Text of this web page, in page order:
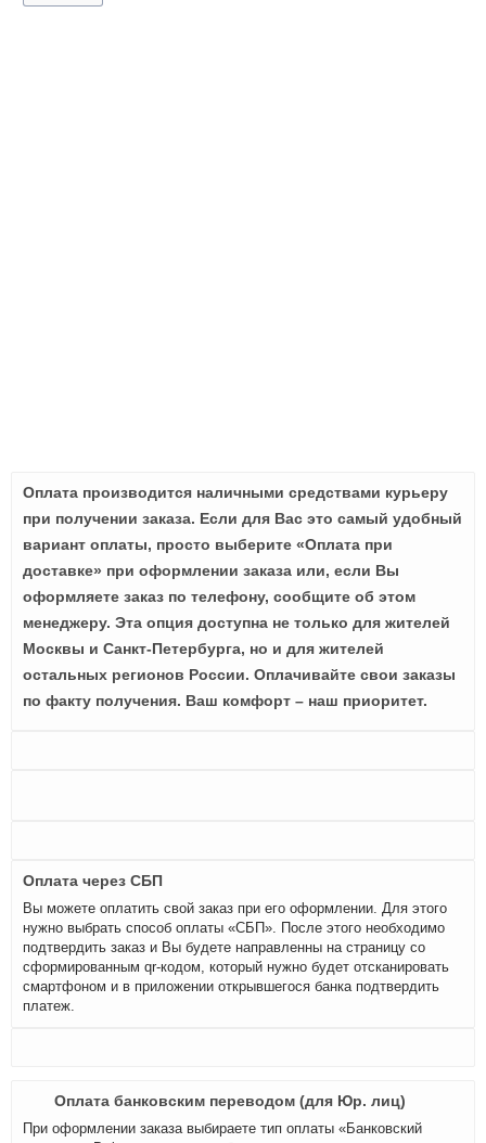
Оплата производится наличными средствами курьеру
при получении заказа. Если для Вас это самый удобный
вариант оплаты, просто выберите «Оплата при
доставке» при оформлении заказа или, если Вы
оформляете заказ по телефону, сообщите об этом
менеджеру. Эта опция доступна не только для жителей
Москвы и Санкт-Петербурга, но и для жителей
остальных регионов России. Оплачивайте свои заказы
по факту получения. Ваш комфорт – наш приоритет.
Оплата через СБП
Вы можете оплатить свой заказ при его оформлении. Для этого
нужно выбрать способ оплаты «СБП». После этого необходимо
подтвердить заказ и Вы будете направленны на страницу со
сформированным qr-кодом, который нужно будет отсканировать
смартфоном и в приложении открывшегося банка подтвердить
платеж.
Оплата банковским переводом (для Юр. лиц)
При оформлении заказа выбираете тип оплаты «Банковский